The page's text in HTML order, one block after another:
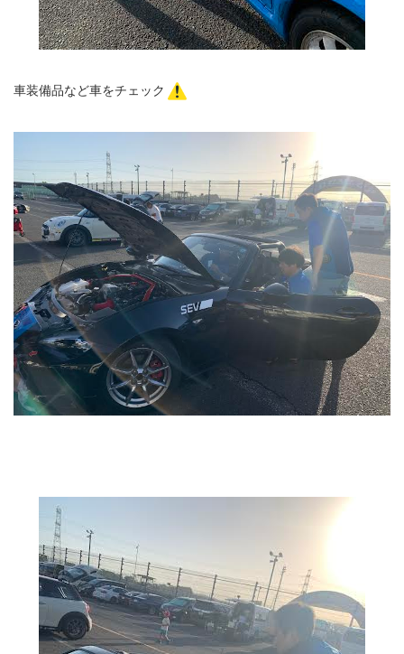
車装備品など車をチェック